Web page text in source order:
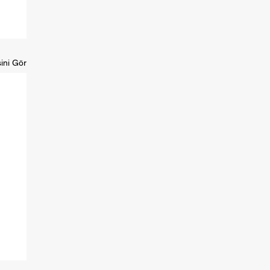
Gör